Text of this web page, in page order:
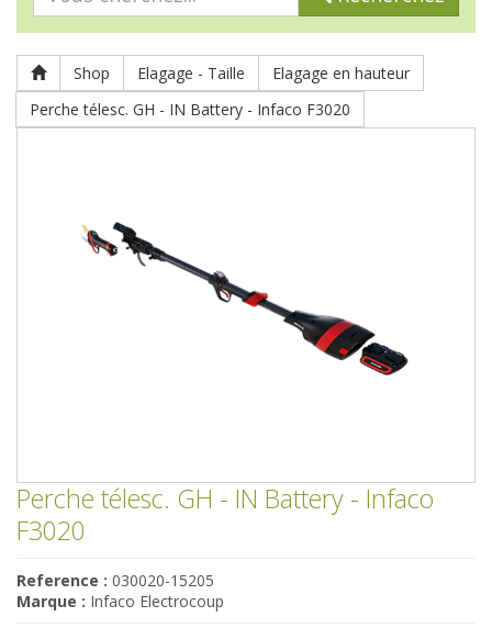
Shop Elagage - Taille
Elagage en hauteur
Perche télesc. GH - IN Battery - Infaco F3020
Perche télesc. GH - IN Battery - Infaco
F3020
Reference : 030020-15205
Marque : Infaco Electrocoup